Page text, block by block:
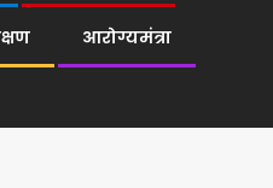
आरोग्यमंत्रा